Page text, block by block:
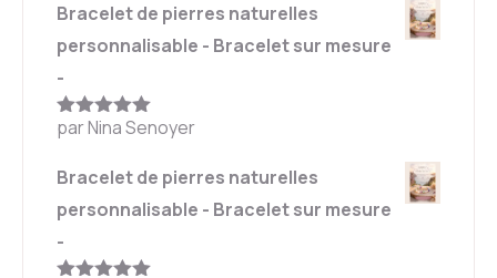
Bracelet de pierres naturelles
personnalisable - Bracelet sur mesure
-
Note5sur
par Nina Senoyer
Bracelet de pierres naturelles
personnalisable - Bracelet sur mesure
-